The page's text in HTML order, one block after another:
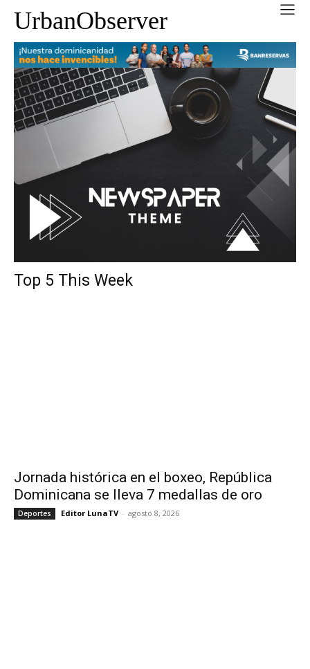
UrbanObserver
Top 5 This Week
Jornada histórica en el boxeo, República
Dominicana se lleva 7 medallas de oro
Deportes Editor LunaTV - agosto 8, 2026